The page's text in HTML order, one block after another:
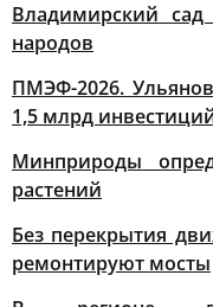
Владимирский
народов
ПМЭФ-2026.
1,5 млрд
Минприроды
растений
Без перекрытия
ремонтируют мосты